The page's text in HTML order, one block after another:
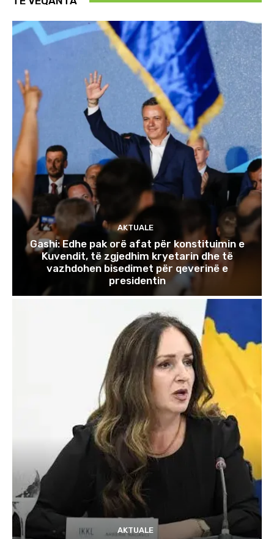
AKTUALE
Gashi: Edhe pak orë afat për konstituimin e
Kuvendit, të zgjedhim kryetarin dhe të
vazhdohen bisedimet për qeverinë e
presidentin
AKTUALE